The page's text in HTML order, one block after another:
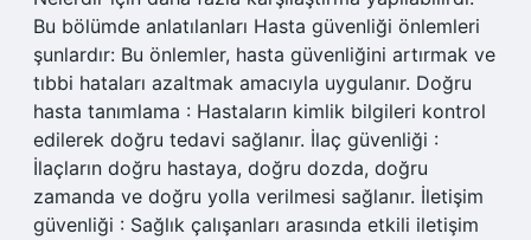
Bu bölümde anlatılanları Hasta güvenliği önlemleri
şunlardır: Bu önlemler, hasta güvenliğini artırmak ve
tıbbi hataları azaltmak amacıyla uygulanır. Doğru
hasta tanımlama : Hastaların kimlik bilgileri kontrol
edilerek doğru tedavi sağlanır. İlaç güvenliği :
İlaçların doğru hastaya, doğru dozda, doğru
zamanda ve doğru yolla verilmesi sağlanır. İletişim
güvenliği : Sağlık çalışanları arasında etkili iletişim